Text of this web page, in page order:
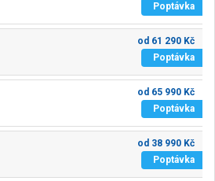
Poptávka
od 61 290 Kč
Poptávka
od 65 990 Kč
Poptávka
od 38 990 Kč
Poptávka